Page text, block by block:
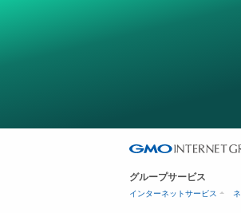
グループサービス
インターネットサービス